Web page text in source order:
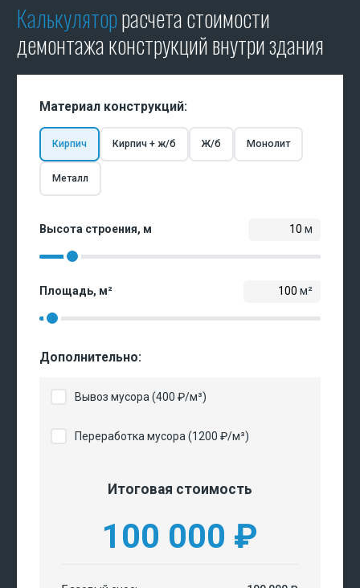
Калькуляторрасчета стоимости
демонтажа конструкций внутри здания
Материал конструкций:
Кирпич Кирпич + ж/б Ж/б Монолит
Металл
Высота строения, м м
Площадь, м² м²
Дополнительно:
Вывоз мусора (400 ₽/м³)
Переработка мусора (1200 ₽/м³)
Итоговая стоимость
100 000 ₽